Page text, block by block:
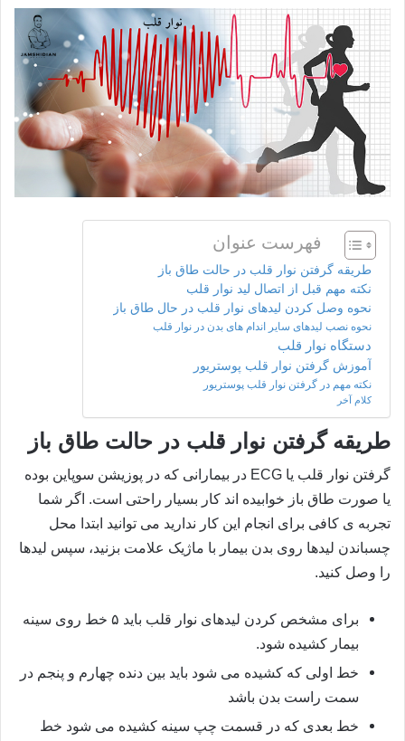
فهرست عنوان
طریقه گرفتن نوار قلب در حالت طاق باز
نکته مهم قبل از اتصال لید نوار قلب
نحوه وصل کردن لیدهای نوار قلب در حال طاق باز
نحوه نصب لیدهای سایر اندام های بدن در نوار قلب
دستگاه نوار قلب
آموزش گرفتن نوار قلب پوستریور
نکته مهم در گرفتن نوار قلب پوستریور
کلام آخر
طریقه گرفتن نوار قلب در حالت طاق باز
گرفتن نوار قلب یا ECG در بیمارانی که در پوزیشن سوپاین بوده
یا صورت طاق باز خوابیده اند کار بسیار راحتی است. اگر شما
تجربه ی کافی برای انجام این کار ندارید می توانید ابتدا محل
چسباندن لیدها روی بدن بیمار با ماژیک علامت بزنید، سپس لیدها
را وصل کنید.
برای مشخص کردن لیدهای نوار قلب باید ۵ خط روی سینه
بیمار کشیده شود.
خط اولی که کشیده می شود باید بین دنده چهارم و پنجم در
سمت راست بدن باشد
خط بعدی که در قسمت چپ سینه کشیده می شود خط